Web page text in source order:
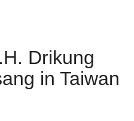
Drikung
in Taiwan